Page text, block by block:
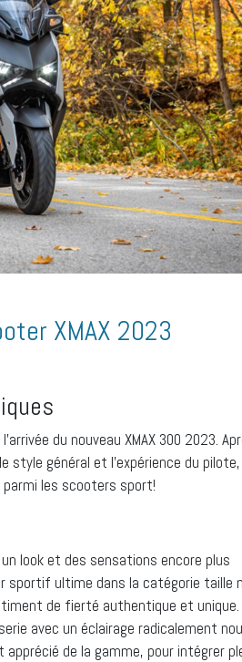
XMAX 2023
du nouveau XMAX 300 2023.
général et l’expérience du pilote,
les scooters sport!
look et des sensations encore plus
ultime dans la catégorie taille
de fierté authentique et unique.
avec un éclairage radicalement
de la gamme, pour intégrer